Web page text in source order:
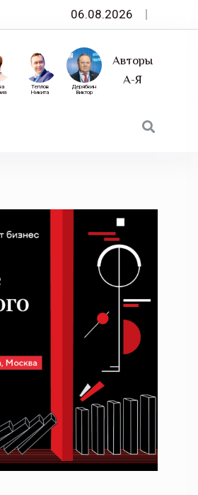
— «Эксперт РА» приглашает на
06.08.2026
Авторы
А-Я
Дерябкин
Виктор
Теплов
Никита